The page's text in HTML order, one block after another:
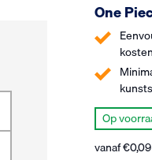
One
Op
vanaf€0,09